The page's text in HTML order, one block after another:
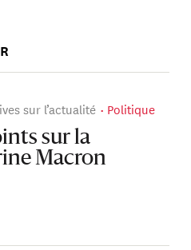
sur l’actualité Politique
sur la
Macron